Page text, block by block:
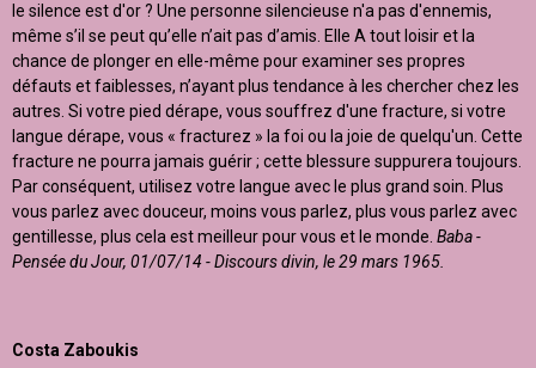
le silence est d'or ? Une personne silencieuse n'a pas d'ennemis,
même s’il se peut qu’elle n’ait pas d’amis. Elle A tout loisir et la
chance de plonger en elle-même pour examiner ses propres
défauts et faiblesses, n’ayant plus tendance à les chercher chez les
autres. Si votre pied dérape, vous souffrez d'une fracture, si votre
langue dérape, vous « fracturez » la foi ou la joie de quelqu'un. Cette
fracture ne pourra jamais guérir ; cette blessure suppurera toujours.
Par conséquent, utilisez votre langue avec le plus grand soin. Plus
vous parlez avec douceur, moins vous parlez, plus vous parlez avec
gentillesse, plus cela est meilleur pour vous et le monde. Baba -
Pensée du Jour, 01/07/14 - Discours divin, le 29 mars 1965.
Costa Zaboukis